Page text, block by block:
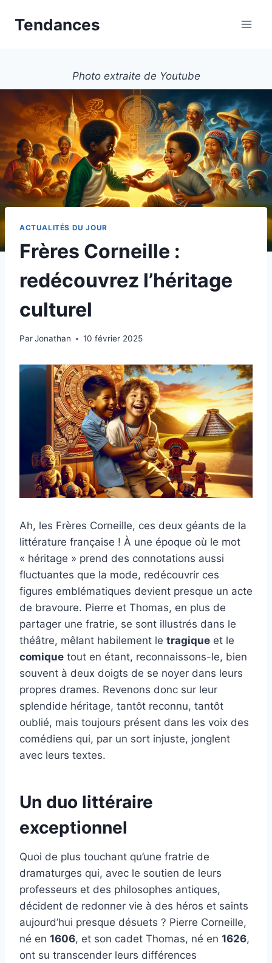
Tendances
Photo extraite de Youtube
ACTUALITÉS DU JOUR
Frères Corneille :
redécouvrez l’héritage
culturel
ParJonathan 10 février 2025
Ah, les Frères Corneille, ces deux géants de la
littérature française ! À une époque où le mot
« héritage » prend des connotations aussi
fluctuantes que la mode, redécouvrir ces
figures emblématiques devient presque un acte
de bravoure. Pierre et Thomas, en plus de
partager une fratrie, se sont illustrés dans le
théâtre, mêlant habilement le tragique et le
comique tout en étant, reconnaissons-le, bien
souvent à deux doigts de se noyer dans leurs
propres drames. Revenons donc sur leur
splendide héritage, tantôt reconnu, tantôt
oublié, mais toujours présent dans les voix des
comédiens qui, par un sort injuste, jonglent
avec leurs textes.
Un duo littéraire
exceptionnel
Quoi de plus touchant qu’une fratrie de
dramaturges qui, avec le soutien de leurs
professeurs et des philosophes antiques,
décident de redonner vie à des héros et saints
aujourd’hui presque désuets ? Pierre Corneille,
né en 1606, et son cadet Thomas, né en 1626,
ont su transcender leurs différences